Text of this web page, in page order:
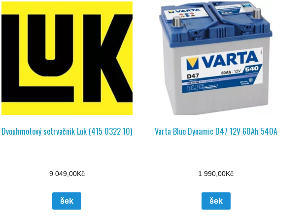
Dvouhmotový setrvačník Luk (415 0322 10)
9 049,00Kč
šek
Varta Blue Dynamic D47 12V 60Ah 540A
1 990,00Kč
šek